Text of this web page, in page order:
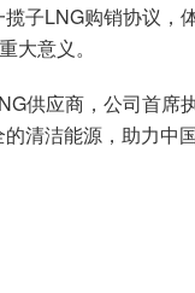
子LNG购销协议，
大意义。
供应商，公司首席
清洁能源，助力中国